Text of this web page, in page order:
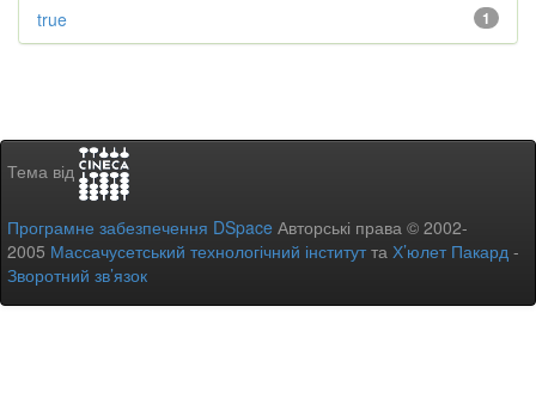
1
true
Тема від
Програмне забезпечення DSpace Авторські права © 2002-
2005 Массачусетський технологічний інститутта Х’юлет Пакард -
Зворотний зв’язок